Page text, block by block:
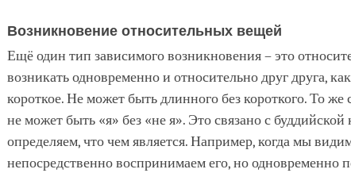
Возникновение относительных вещей
Ещё один тип зависимого возникновения – это
возникать одновременно и относительно друг друга,
короткое. Не может быть длинного без короткого. То же
не может быть «я» без «не я». Это связано с
определяем, что чем является. Например, когда мы
непосредственно воспринимаем его, но одновременно